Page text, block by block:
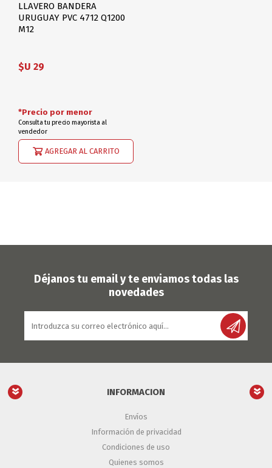
LLAVERO BANDERA
URUGUAY PVC 4712 Q1200
M12
$U 29
AGREGAR AL CARRITO
*Precio por menor
Consulta tu precio mayorista al
vendedor
Déjanos tu email y te enviamos todas las
novedades
INFORMACION
Envíos
Información de privacidad
Condiciones de uso
Quienes somos